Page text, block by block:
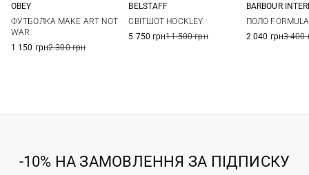
XXL
OBEY
ФУТБОЛКА MAKE ART NOT
WAR
1 150 грн2 300 грн
BELSTAFF
СВІТШОТ HOCKLEY
5 750 грн11 500 грн
BARBOUR
ПОЛО FORMULA
2 040 грн3 400
-10% НА ЗАМОВЛЕННЯ ЗА ПІДПИСКУ